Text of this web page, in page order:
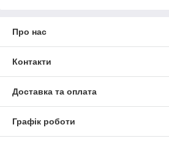
Про нас
Контакти
Доставка та оплата
Графік роботи